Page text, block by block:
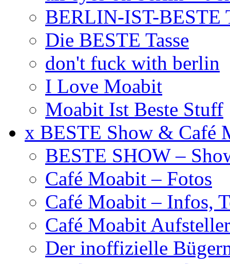
BERLIN-IST-BESTE
Die BESTE Tasse
don't fuck with berlin
I Love Moabit
Moabit Ist Beste Stuff
x BESTE Show & Café
BESTE SHOW –
Café Moabit – Fotos
Café Moabit – Infos,
Café Moabit Aufsteller
Der inoffizielle